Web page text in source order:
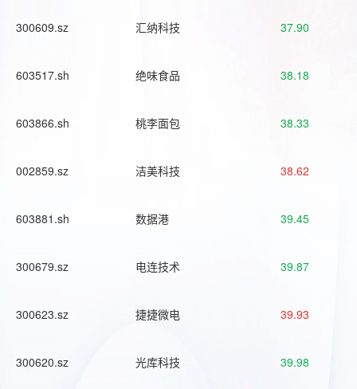
300609.sz 汇纳科技 37.90
603517.sh 绝味食品 38.18
603866.sh 桃李面包 38.33
002859.sz 洁美科技 38.62
603881.sh 数据港 39.45
300679.sz 电连技术 39.87
300623.sz 捷捷微电 39.93
300620.sz 光库科技 39.98